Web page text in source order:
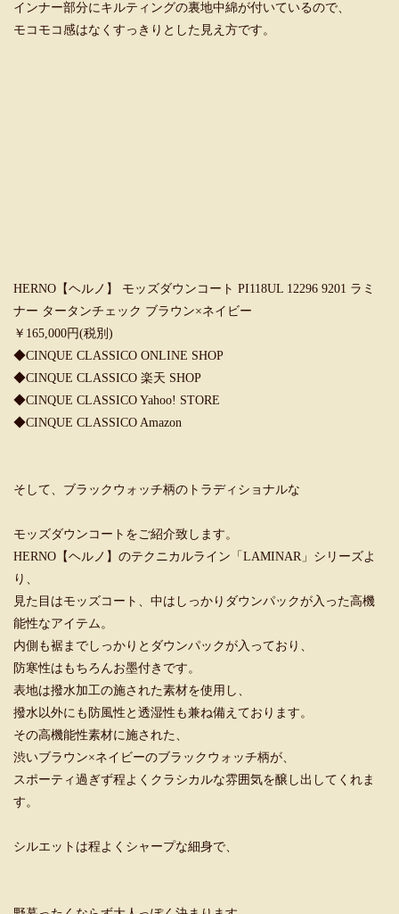
インナー部分にキルティングの裏地中綿が付いているので、
モコモコ感はなくすっきりとした見え方です。
HERNO【ヘルノ】 モッズダウンコート PI118UL 12296 9201 ラミ
ナー タータンチェック ブラウン×ネイビー
￥165,000円(税別)
◆CINQUE CLASSICO ONLINE SHOP
◆CINQUE CLASSICO 楽天 SHOP
◆CINQUE CLASSICO Yahoo! STORE
◆CINQUE CLASSICO Amazon
そして、ブラックウォッチ柄のトラディショナルな
モッズダウンコートをご紹介致します。
HERNO【ヘルノ】のテクニカルライン「LAMINAR」シリーズよ
り、
見た目はモッズコート、中はしっかりダウンパックが入った高機
能性なアイテム。
内側も裾までしっかりとダウンパックが入っており、
防寒性はもちろんお墨付きです。
表地は撥水加工の施された素材を使用し、
撥水以外にも防風性と透湿性も兼ね備えております。
その高機能性素材に施された、
渋いブラウン×ネイビーのブラックウォッチ柄が、
スポーティ過ぎず程よくクラシカルな雰囲気を醸し出してくれま
す。
シルエットは程よくシャープな細身で、